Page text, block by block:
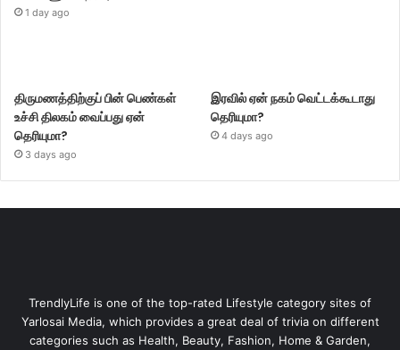
1 day ago
திருமணத்திற்குப் பின் பெண்கள்
உச்சி திலகம் வைப்பது ஏன்
தெரியுமா?
3 days ago
இரவில் ஏன் நகம் வெட்டக்கூடாது
தெரியுமா?
4 days ago
TrendlyLife is one of the top-rated Lifestyle category sites of
Yarlosai Media, which provides a great deal of trivia on different
categories such as Health, Beauty, Fashion, Home & Garden,